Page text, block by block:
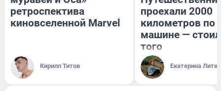
ретроспектива
киновселенной Marvel
Кирилл Титов
проехали 2000
километров по
машине —
того
Екатерина